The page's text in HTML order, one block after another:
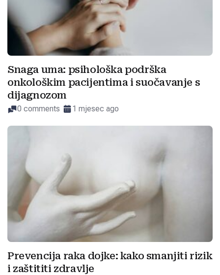
Snaga uma: psihološka podrška
onkološkim pacijentima i suočavanje s
dijagnozom
0 comments 1 mjesec ago
Prevencija raka dojke: kako smanjiti rizik
i zaštititi zdravlje